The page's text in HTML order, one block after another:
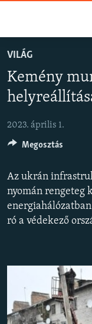
Ugrás
oldalra
Ugrás
keresésre
AKTUÁLIS
PODCASTOK
VIDEÓK
ELEMZŐ
NER15
SZABADON
TÁRSADALOM
EURÓPAI UNIÓ
VILÁG
KLÍMAVÁLTOZÁS
VILÁG
Kemény
2023. április 1.
Az ukrán
nyomán rengeteg
ró a védekező
Megosztás